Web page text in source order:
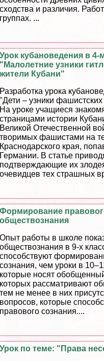
сходства и различия.
группах. ...
Урок кубановедения в 4-
"Малолетние узники
жители Кубани"
Разработка урока
"Дети – узники фашистских
На уроке учащиеся
страницами истории
Великой Отечественной
творимых фашистами на
Краснодарского края,
Германии. В статье
подтверждающие их
очевидцев тех страшных
Формирование
обществознания
Опыт работы в школе
обществознания в 9-х
способствуют
сознания, чем уроки в
которые носят
которых рассматривают
тем не менее в них
вопросов, которые
правового сознания....
Урок по теме: "Права